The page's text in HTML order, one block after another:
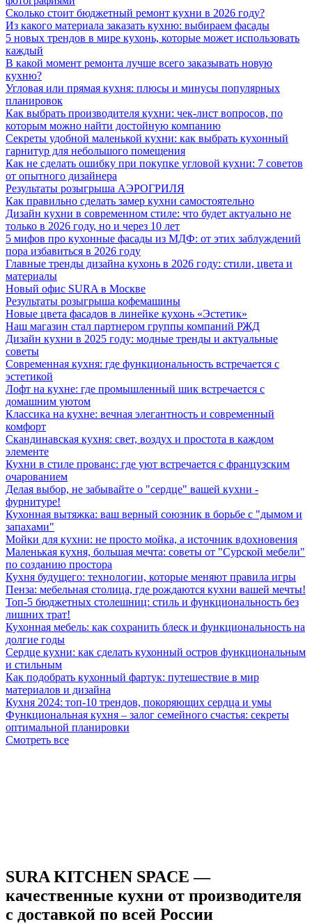
Сколько стоит бюджетный ремонт кухни в 2026 году?
Из какого материала заказать кухню: выбираем фасады
5 новых трендов в мире кухонь, которые может использовать
каждый
В какой момент ремонта лучше всего заказывать новую
кухню?
Угловая или прямая кухня: плюсы и минусы популярных
планировок
Как выбрать производителя кухни: чек-лист вопросов, по
которым можно найти достойную компанию
Секреты удобной маленькой кухни: как выбрать кухонный
гарнитур для небольшого помещения
Как не сделать ошибку при покупке угловой кухни: 7 советов
от опытного дизайнера
Результаты розыгрыша АЭРОГРИЛЯ
Как правильно сделать замер кухни самостоятельно
Дизайн кухни в современном стиле: что будет актуально не
только в 2026 году, но и через 10 лет
5 мифов про кухонные фасады из МДФ: от этих заблуждений
пора избавиться в 2026 году
Главные тренды дизайна кухонь в 2026 году: стили, цвета и
материалы
Новый офис SURA в Москве
Результаты розыгрыша кофемашины
Новые цвета фасадов в линейке кухонь «Эстетик»
Наш магазин стал партнером группы компаний РЖД
Дизайн кухни в 2025 году: модные тренды и актуальные
советы
Современная кухня: где функциональность встречается с
эстетикой
Лофт на кухне: где промышленный шик встречается с
домашним уютом
Классика на кухне: вечная элегантность и современный
комфорт
Скандинавская кухня: свет, воздух и простота в каждом
элементе
Кухни в стиле прованс: где уют встречается с французским
очарованием
Делая выбор, не забывайте о "сердце" вашей кухни -
фурнитуре!
Кухонная вытяжка: ваш верный союзник в борьбе с "дымом и
запахами"
Мойки для кухни: не просто мойка, а источник вдохновения
Маленькая кухня, большая мечта: советы от "Сурской мебели"
по созданию простора
Кухня будущего: технологии, которые меняют правила игры
Пенза: мебельная столица, где рождаются кухни вашей мечты!
Топ-5 бюджетных столешниц: стиль и функциональность без
лишних трат!
Кухонная мебель: как сохранить блеск и функциональность на
долгие годы
Сердце кухни: как сделать кухонный остров функциональным
и стильным
Как подобрать кухонный фартук: путешествие в мир
материалов и дизайна
Кухня 2024: топ-10 трендов, покоряющих сердца и умы
Функциональная кухня – залог семейного счастья: секреты
оптимальной планировки
Смотреть все
SURA KITCHEN SPACE —
качественные кухни от производителя
с доставкой по всей России